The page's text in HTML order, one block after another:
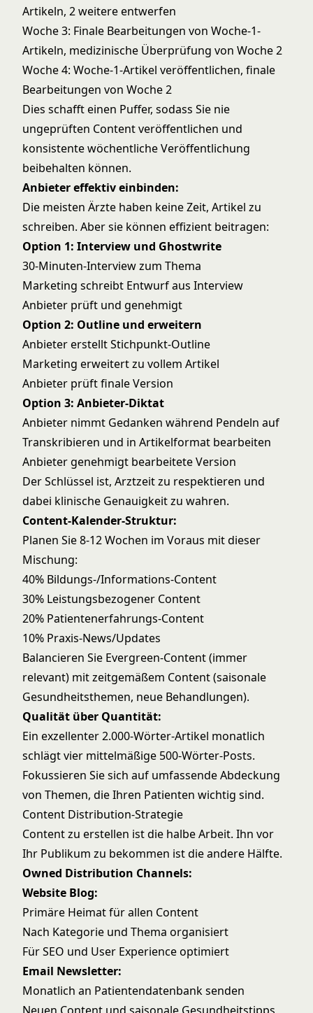
Artikeln, 2 weitere entwerfen
Woche 3: Finale Bearbeitungen von Woche-1-
Artikeln, medizinische Überprüfung von Woche 2
Woche 4: Woche-1-Artikel veröffentlichen, finale
Bearbeitungen von Woche 2
Dies schafft einen Puffer, sodass Sie nie
ungeprüften Content veröffentlichen und
konsistente wöchentliche Veröffentlichung
beibehalten können.
Anbieter effektiv einbinden:
Die meisten Ärzte haben keine Zeit, Artikel zu
schreiben. Aber sie können effizient beitragen:
Option 1: Interview und Ghostwrite
30-Minuten-Interview zum Thema
Marketing schreibt Entwurf aus Interview
Anbieter prüft und genehmigt
Option 2: Outline und erweitern
Anbieter erstellt Stichpunkt-Outline
Marketing erweitert zu vollem Artikel
Anbieter prüft finale Version
Option 3: Anbieter-Diktat
Anbieter nimmt Gedanken während Pendeln auf
Transkribieren und in Artikelformat bearbeiten
Anbieter genehmigt bearbeitete Version
Der Schlüssel ist, Arztzeit zu respektieren und
dabei klinische Genauigkeit zu wahren.
Content-Kalender-Struktur:
Planen Sie 8-12 Wochen im Voraus mit dieser
Mischung:
40% Bildungs-/Informations-Content
30% Leistungsbezogener Content
20% Patientenerfahrungs-Content
10% Praxis-News/Updates
Balancieren Sie Evergreen-Content (immer
relevant) mit zeitgemäßem Content (saisonale
Gesundheitsthemen, neue Behandlungen).
Qualität über Quantität:
Ein exzellenter 2.000-Wörter-Artikel monatlich
schlägt vier mittelmäßige 500-Wörter-Posts.
Fokussieren Sie sich auf umfassende Abdeckung
von Themen, die Ihren Patienten wichtig sind.
Content Distribution-Strategie
Content zu erstellen ist die halbe Arbeit. Ihn vor
Ihr Publikum zu bekommen ist die andere Hälfte.
Owned Distribution Channels:
Website Blog:
Primäre Heimat für allen Content
Nach Kategorie und Thema organisiert
Für SEO und User Experience optimiert
Email Newsletter:
Monatlich an Patientendatenbank senden